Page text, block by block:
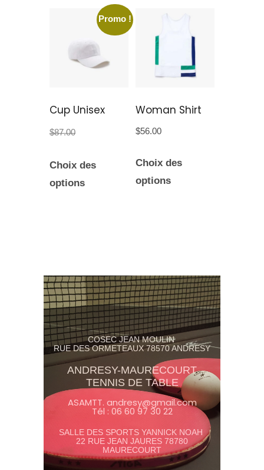
Promo !
Cup Unisex
$87.00
Choix des
options
Woman Shirt
$56.00
Choix des
options
COSEC JEAN MOULIN
RUE DES ORMETEAUX 78570 ANDRESY
ANDRESY-MAURECOURT
TENNIS DE TABLE
ASAMTT. andresy@gmail.com
Tél : 06 60 97 30 22
SALLE DES SPORTS YANNICK NOAH
22 RUE JEAN JAURES 78780
MAURECOURT